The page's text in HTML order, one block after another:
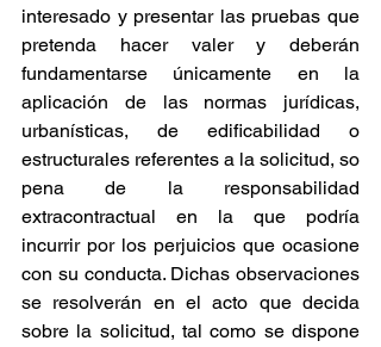
interesado y presentar las pruebas que
pretenda hacer valer y deberán
fundamentarse únicamente en la
aplicación de las normas jurídicas,
urbanísticas, de edificabilidad o
estructurales referentes a la solicitud, so
pena de la responsabilidad
extracontractual en la que podría
incurrir por los perjuicios que ocasione
con su conducta. Dichas observaciones
se resolverán en el acto que decida
sobre la solicitud, tal como se dispone